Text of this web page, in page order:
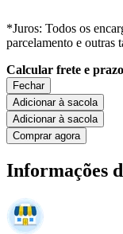
*Juros: Todos os
parcelamento e outras
Calcular frete e prazo
Fechar
Adicionar à sacola
Adicionar à sacola
Comprar agora
Informações